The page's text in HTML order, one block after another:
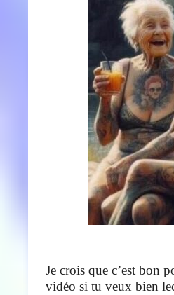
Je crois que c’est bon
vidéo si tu veux bien